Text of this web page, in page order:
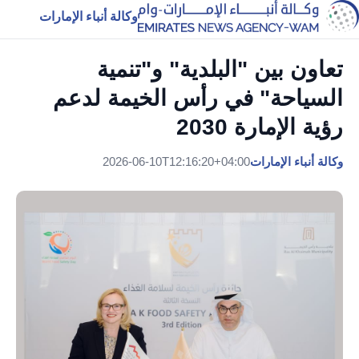
وكالة أنباء الإمارات
تعاون بين "البلدية" و"تنمية
السياحة" في رأس الخيمة لدعم
رؤية الإمارة 2030
وكالة أنباء الإمارات2026-06-10T12:16:20+04:00